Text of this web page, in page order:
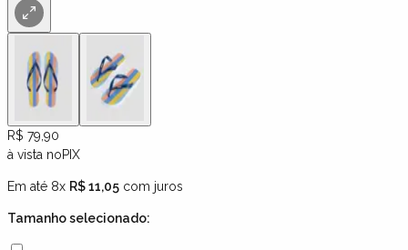
R$ 79,90
à vista noPIX
Em até 8x R$ 11,05 com juros
Tamanhoselecionado: